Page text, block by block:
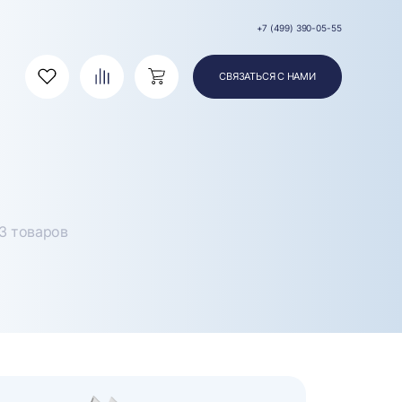
+7 (499) 390-05-55
Избранное СравнениеКорзина СВЯЗАТЬСЯ С НАМИ
товаров